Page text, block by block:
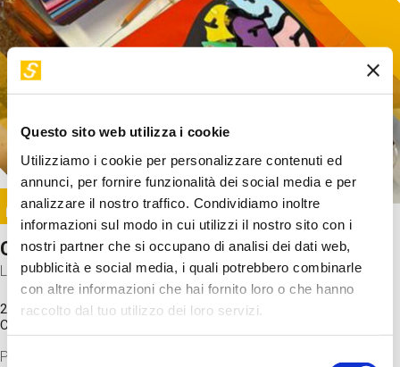
Questo sito web utilizza i cookie
Utilizziamo i cookie per personalizzare contenuti ed
annunci, per fornire funzionalità dei social media e per
analizzare il nostro traffico. Condividiamo inoltre
informazioni sul modo in cui utilizzi il nostro sito con i
nostri partner che si occupano di analisi dei dati web,
pubblicità e social media, i quali potrebbero combinarle
con altre informazioni che hai fornito loro o che hanno
raccolto dal tuo utilizzo dei loro servizi.
Selezione
Image
SUNDAY@STEP
Come funziona il cervello?
Laboratorio
20 Set 2026 / 11:15 - 13:00
Costo
Proveremo a costruire un cervello in cartoncino cercando di